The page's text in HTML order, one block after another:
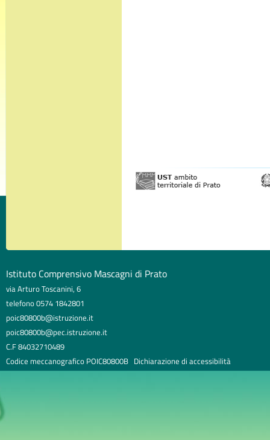
Istituto Comprensivo Mascagni di Prato
via Arturo Toscanini, 6
telefono 0574 1842801
poic80800b@istruzione.it
poic80800b@pec.istruzione.it
C.F 84032710489
Codice meccanografico POIC80800B Dichiarazione di accessibilità